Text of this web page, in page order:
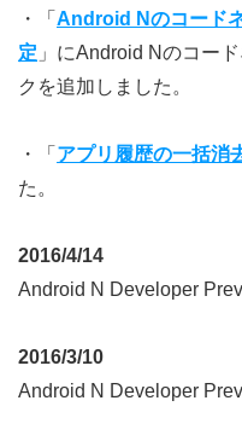
・「 Android Nのコード
定 」にAndroid Nのコー
クを追加しました。
・「 アプリ履歴の一括消
た。
2016/4/14
Android N Developer
2016/3/10
Android N Developer